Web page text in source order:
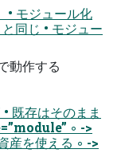
モジュール化
同じ • モジュー
動作する
既存はそのまま
◦ ->
産を使える ◦ ->